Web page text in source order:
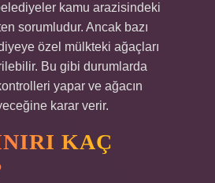
kamu arazisindeki
sorumludur. Ancak bazı
özel mülkteki ağaçları
Bu gibi durumlarda
yapar ve ağacın
karar verir.
KAÇ